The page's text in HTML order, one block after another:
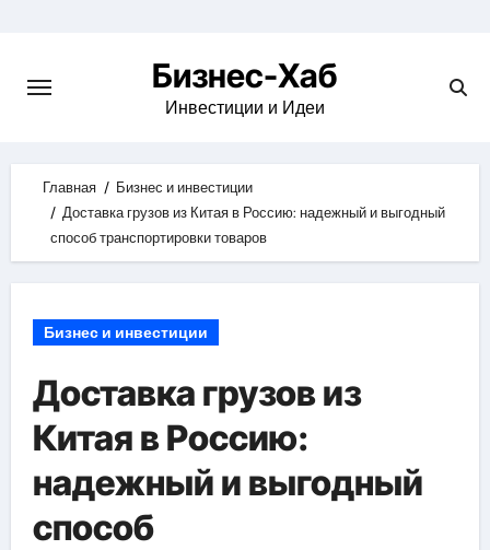
content
Бизнес-Хаб
Инвестиции и Идеи
Главная
Бизнес и инвестиции
Доставка грузов из Китая в Россию: надежный и выгодный
способ транспортировки товаров
Бизнес и инвестиции
Доставка грузов из
Китая в Россию:
надежный и выгодный
способ